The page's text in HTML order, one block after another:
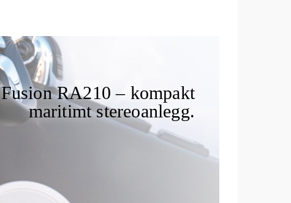
Fusion RA210 – kompakt
maritimt stereoanlegg.